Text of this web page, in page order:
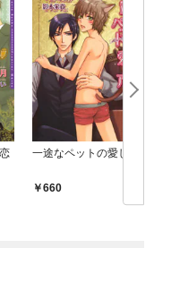
一途なペットの愛し方
660